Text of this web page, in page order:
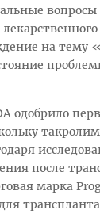
вопросы
на тему
одобрило
после
марка